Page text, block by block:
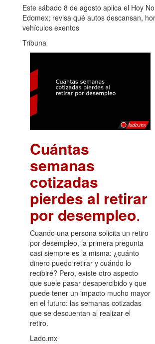
Este sábado 8 de agosto aplica el Hoy
Edomex; revisa qué autos descansan,
vehículos exentos
Tribuna
Cuántas
semanas
cotizadas
pierdes al retirar
por desempleo.
Cuando una persona solicita un retiro
por desempleo, la primera pregunta
casi siempre es la misma: ¿cuánto
dinero puedo retirar y cuándo lo
recibiré? Pero, existe otro aspecto
que suele pasar desapercibido y que
puede tener un impacto mucho mayor
en el futuro: las semanas cotizadas
que se descuentan al realizar el
retiro.
Lado.mx